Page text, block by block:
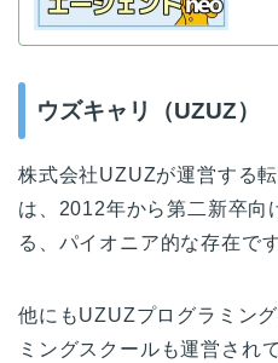
ウズキャリ（UZUZ）
株式会社UZUZが運営する
は、2012年から第二新卒向
る、パイオニア的な存在です
他にもUZUZプログラミン
ミングスクールも運営され